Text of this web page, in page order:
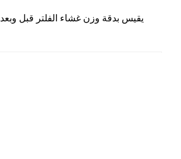
يقيس بدقة وزن غشاء الفلتر قبل وبعد